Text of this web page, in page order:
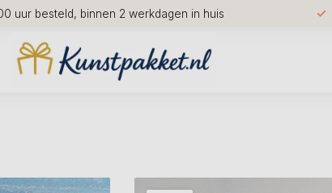
uur besteld, binnen 2 werkdagen in huis